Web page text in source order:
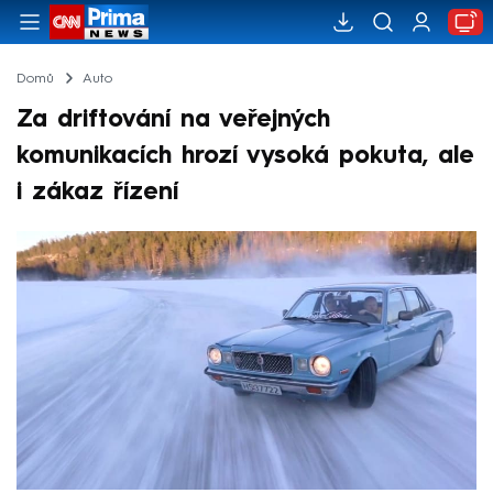
Domů Auto
Za driftování na veřejných
komunikacích hrozí vysoká pokuta, ale
i zákaz řízení